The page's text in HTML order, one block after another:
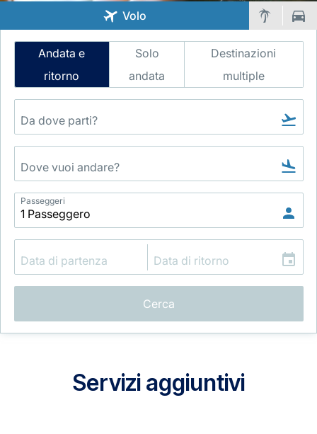
Gruppo Luxair
Opportunità di lavoro con Luxair
Volo
Intelligent
Search
Andata e
ritorno
Solo
andata
Destinazioni
multiple
Passeggeri
Cerca
Servizi aggiuntivi